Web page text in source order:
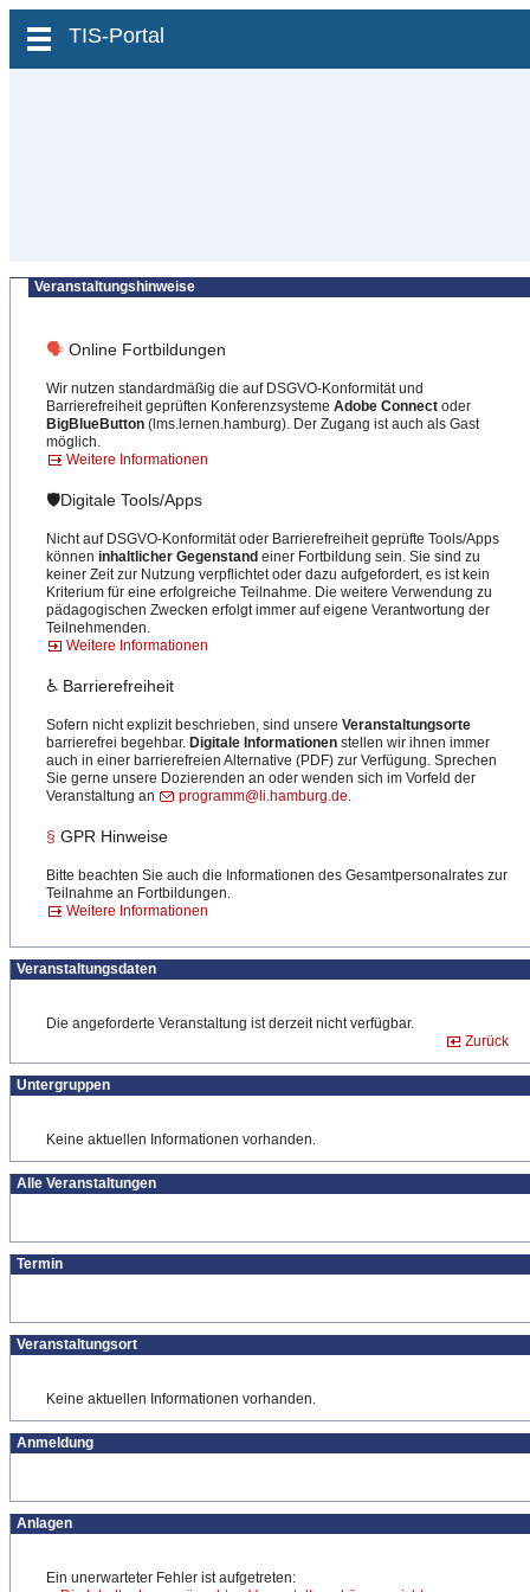
zum Inhalt wechseln
TIS-Portal
Veranstaltungshinweise
🗣 Online Fortbildungen
Wir nutzen standardmäßig die auf DSGVO-Konformität und
Barrierefreiheit geprüften Konferenzsysteme Adobe Connect oder
BigBlueButton (lms.lernen.hamburg). Der Zugang ist auch als Gast
möglich.
Weitere Informationen
🛡️Digitale Tools/Apps
Nicht auf DSGVO-Konformität oder Barrierefreiheit geprüfte Tools/Apps
können inhaltlicher Gegenstand einer Fortbildung sein. Sie sind zu
keiner Zeit zur Nutzung verpflichtet oder dazu aufgefordert, es ist kein
Kriterium für eine erfolgreiche Teilnahme. Die weitere Verwendung zu
pädagogischen Zwecken erfolgt immer auf eigene Verantwortung der
Teilnehmenden.
Weitere Informationen
♿ Barrierefreiheit
Sofern nicht explizit beschrieben, sind unsere Veranstaltungsorte
barrierefrei begehbar. Digitale Informationen stellen wir ihnen immer
auch in einer barrierefreien Alternative (PDF) zur Verfügung. Sprechen
Sie gerne unsere Dozierenden an oder wenden sich im Vorfeld der
Veranstaltung an
programm@li.hamburg.de.
§ GPR Hinweise
Bitte beachten Sie auch die Informationen des Gesamtpersonalrates zur
Teilnahme an Fortbildungen.
Weitere Informationen
Veranstaltungsdaten
Die angeforderte Veranstaltung ist derzeit nicht verfügbar.
Zurück
Untergruppen
Keine aktuellen Informationen vorhanden.
Alle Veranstaltungen
Termin
Veranstaltungsort
Keine aktuellen Informationen vorhanden.
Anmeldung
Anlagen
Ein unerwarteter Fehler ist aufgetreten: